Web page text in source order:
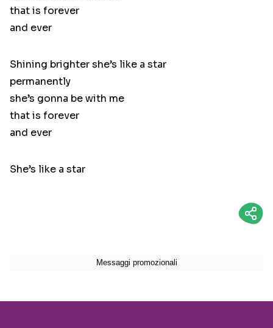
that is forever
and ever
Shining brighter she’s like a star
permanently
she’s gonna be with me
that is forever
and ever
She’s like a star